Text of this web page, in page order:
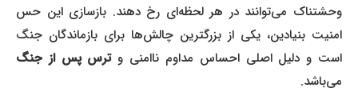
وحشتناک می‌توانند در هر لحظه‌ای رخ دهند. بازسازی این حس
امنیت بنیادین، یکی از بزرگترین چالش‌ها برای بازماندگان جنگ
است و دلیل اصلی احساس مداوم ناامنی و ترس پس از جنگ
می‌باشد.